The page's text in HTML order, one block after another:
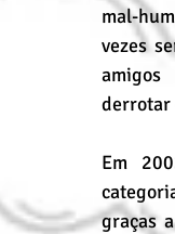
mal-
vezes
derrotar
Em
graças